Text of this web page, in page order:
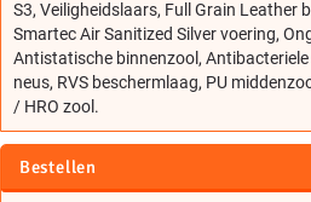
S3, Veiligheidslaars, Full Grain Leather
Smartec Air Sanitized Silver voering,
Antistatische binnenzool, Antibacteriele
neus, RVS beschermlaag, PU
/ HRO zool.
Bestellen